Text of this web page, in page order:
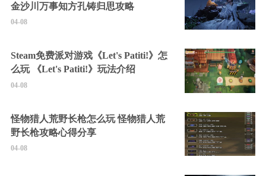
金沙川万事知方孔铸归思攻略
04-08
Steam免费派对游戏《Let's Patiti!》怎
么玩 《Let's Patiti!》玩法介绍
04-08
怪物猎人荒野长枪怎么玩 怪物猎人荒
野长枪攻略心得分享
04-08